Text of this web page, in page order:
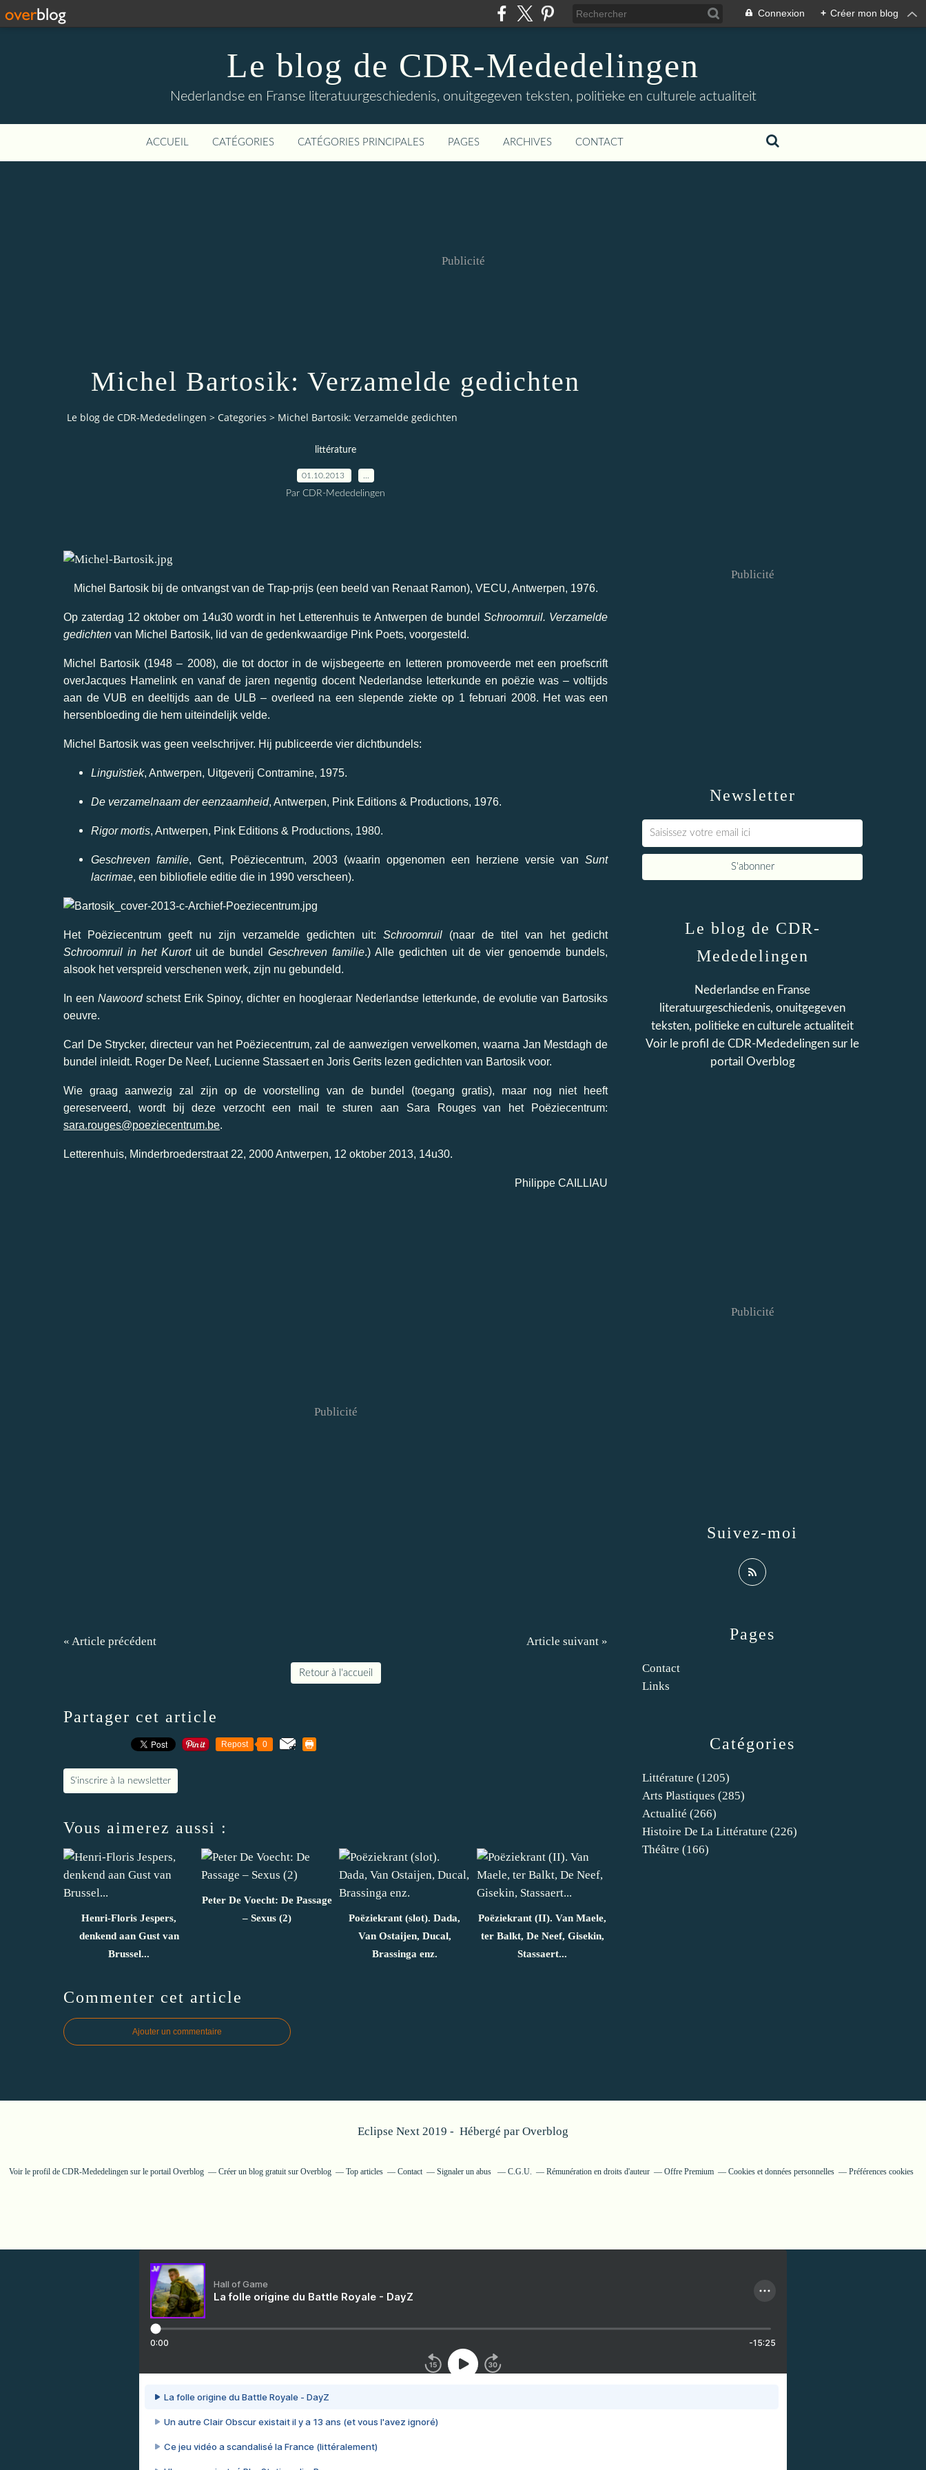
Connexion + Créer mon blog
Le blog de CDR-Mededelingen
Nederlandse en Franse literatuurgeschiedenis, onuitgegeven teksten, politieke en culturele actualiteit
ACCUEIL CATÉGORIES CATÉGORIES PRINCIPALES PAGES ARCHIVES CONTACT
Publicité
Michel Bartosik: Verzamelde gedichten
Le blog de CDR-Mededelingen > Categories > Michel Bartosik: Verzamelde gedichten
littérature
01.10.2013
Par CDR-Mededelingen
Michel Bartosik bij de ontvangst van de Trap-prijs (een beeld van Renaat Ramon), VECU, Antwerpen, 1976.
Op zaterdag 12 oktober om 14u30 wordt in het Letterenhuis te Antwerpen de bundel Schroomruil. Verzamelde
gedichten van Michel Bartosik, lid van de gedenkwaardige Pink Poets, voorgesteld.
Michel Bartosik (1948 – 2008), die tot doctor in de wijsbegeerte en letteren promoveerde met een proefscrift
overJacques Hamelink en vanaf de jaren negentig docent Nederlandse letterkunde en poëzie was – voltijds
aan de VUB en deeltijds aan de ULB – overleed na een slepende ziekte op 1 februari 2008. Het was een
hersenbloeding die hem uiteindelijk velde.
Michel Bartosik was geen veelschrijver. Hij publiceerde vier dichtbundels:
Linguïstiek, Antwerpen, Uitgeverij Contramine, 1975.
De verzamelnaam der eenzaamheid, Antwerpen, Pink Editions & Productions, 1976.
Rigor mortis, Antwerpen, Pink Editions & Productions, 1980.
Geschreven familie, Gent, Poëziecentrum, 2003 (waarin opgenomen een herziene versie van Sunt
lacrimae, een bibliofiele editie die in 1990 verscheen).
Het Poëziecentrum geeft nu zijn verzamelde gedichten uit: Schroomruil
(naar de titel van het gedicht
Schroomruil in het Kurort uit de bundel Geschreven familie.) Alle gedichten uit de vier genoemde bundels,
alsook het verspreid verschenen werk, zijn nu gebundeld.
In een Nawoord schetst Erik Spinoy, dichter en hoogleraar Nederlandse letterkunde, de evolutie van Bartosiks
oeuvre.
Carl De Strycker, directeur van het Poëziecentrum, zal de aanwezigen verwelkomen, waarna Jan Mestdagh de
bundel inleidt. Roger De Neef, Lucienne Stassaert en Joris Gerits lezen gedichten van Bartosik voor.
Wie graag aanwezig zal zijn op de voorstelling van de bundel (toegang gratis), maar nog niet heeft
gereserveerd, wordt bij deze verzocht een mail te sturen aan Sara Rouges van het Poëziecentrum:
sara.rouges@poeziecentrum.be.
Letterenhuis, Minderbroederstraat 22, 2000 Antwerpen, 12 oktober 2013, 14u30.
Philippe CAILLIAU
Publicité
« Article précédent Article suivant »
Retour à l'accueil
Partager cet article
Repost 0
S'inscrire à la newsletter
Vous aimerez aussi :
Henri-Floris Jespers,
denkend aan Gust van
Brussel...
Peter De Voecht: De Passage
– Sexus (2)
Poëziekrant (slot). Dada,
Van Ostaijen, Ducal,
Brassinga enz.
Poëziekrant (II). Van Maele,
ter Balkt, De Neef, Gisekin,
Stassaert...
Commenter cet article
Ajouter un commentaire
Newsletter
Publicité
Catégories
Littérature (1205)
Arts Plastiques (285)
Actualité (266)
Histoire De La Littérature (226)
Théâtre (166)
Pages
Contact
Links
Le blog de CDR-
Mededelingen
Nederlandse en Franse
literatuurgeschiedenis, onuitgegeven
teksten, politieke en culturele actualiteit
Voir le profil de CDR-Mededelingen sur le
portail Overblog
Suivez-moi
Publicité
Eclipse Next 2019 - Hébergé par Overblog
Voir le profil de CDR-Mededelingensur le portail Overblog Créer un blog gratuit sur Overblog Top articles Contact Signaler un abus C.G.U. Rémunération en droits d'auteur Offre Premium Cookies et données personnelles Préférences cookies
Hall of Game
La folle origine du Battle Royale - DayZ
0:00 -15:25
La folle origine du Battle Royale - DayZ
Un autre Clair Obscur existait il y a 13 ans (et vous l'avez ignoré)
Ce jeu vidéo a scandalisé la France (littéralement)